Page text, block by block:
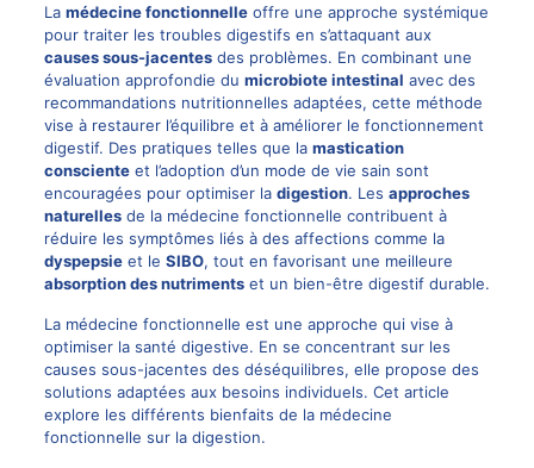
La médecine fonctionnelleoffre une approche systémique
pour traiter les troubles digestifs en s’attaquant aux
causes sous-jacentesdes problèmes. En combinant une
évaluation approfondie du microbiote intestinal avec des
recommandations nutritionnelles adaptées, cette méthode
vise à restaurer l’équilibre et à améliorer le fonctionnement
digestif. Des pratiques telles que la mastication
conscienteet l’adoption d’un mode de vie sain sont
encouragées pour optimiser la digestion. Les approches
naturellesde la médecine fonctionnelle contribuent à
réduire les symptômes liés à des affections comme la
dyspepsieet le SIBO, tout en favorisant une meilleure
absorption des nutrimentset un bien-être digestif durable.
La médecine fonctionnelle est une approche qui vise à
optimiser la santé digestive. En se concentrant sur les
causes sous-jacentes des déséquilibres, elle propose des
solutions adaptées aux besoins individuels. Cet article
explore les différents bienfaits de la médecine
fonctionnelle sur la digestion.